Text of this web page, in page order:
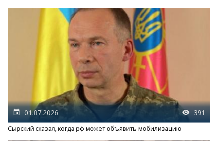
01.07.2026 391
Сырский сказал, когда рф может объявить мобилизацию